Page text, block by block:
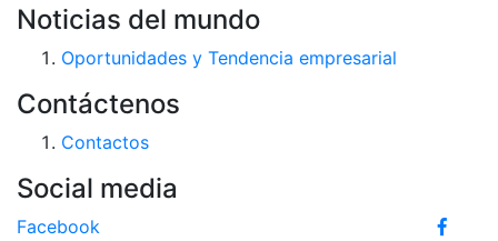
Noticias del mundo
Oportunidades y Tendencia empresarial
Contáctenos
Contactos
Social media
Facebook